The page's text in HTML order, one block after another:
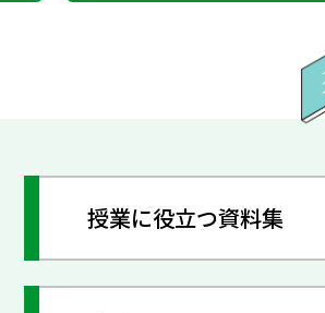
授業に役立つ資料集